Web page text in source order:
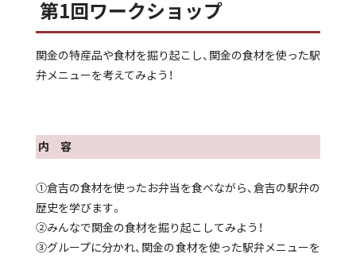
第1回ワークショップ
関金の特産品や食材を掘り起こし、関金の食材を使った駅
弁メニューを考えてみよう！
内 容
①倉吉の食材を使ったお弁当を食べながら、倉吉の駅弁の
歴史を学びます。
②みんなで関金の食材を掘り起こしてみよう！
③グループに分かれ、関金の食材を使った駅弁メニューを